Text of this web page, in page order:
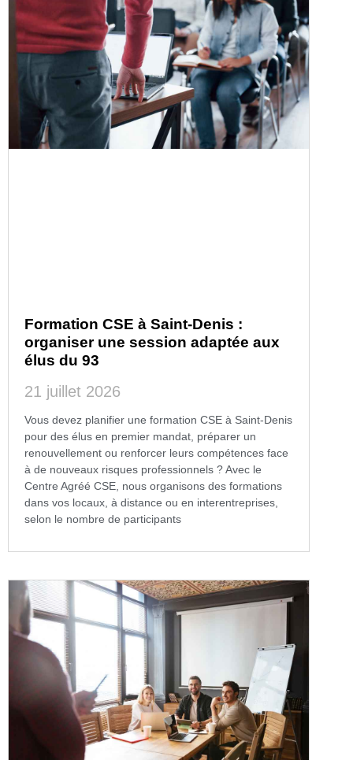
Formation CSE à Saint-Denis :
organiser une session adaptée aux
élus du 93
21 juillet 2026
Vous devez planifier une formation CSE à Saint-Denis
pour des élus en premier mandat, préparer un
renouvellement ou renforcer leurs compétences face
à de nouveaux risques professionnels ? Avec le
Centre Agréé CSE, nous organisons des formations
dans vos locaux, à distance ou en interentreprises,
selon le nombre de participants